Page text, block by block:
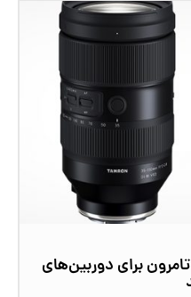
برای دوربین‌های